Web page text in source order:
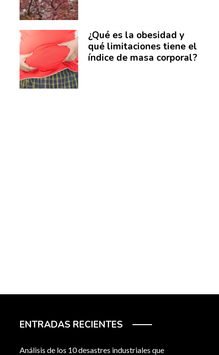
¿Qué es la obesidad y
qué limitaciones tiene el
índice de masa corporal?
ENTRADAS RECIENTES
Análisis de los 10 desastres industriales que